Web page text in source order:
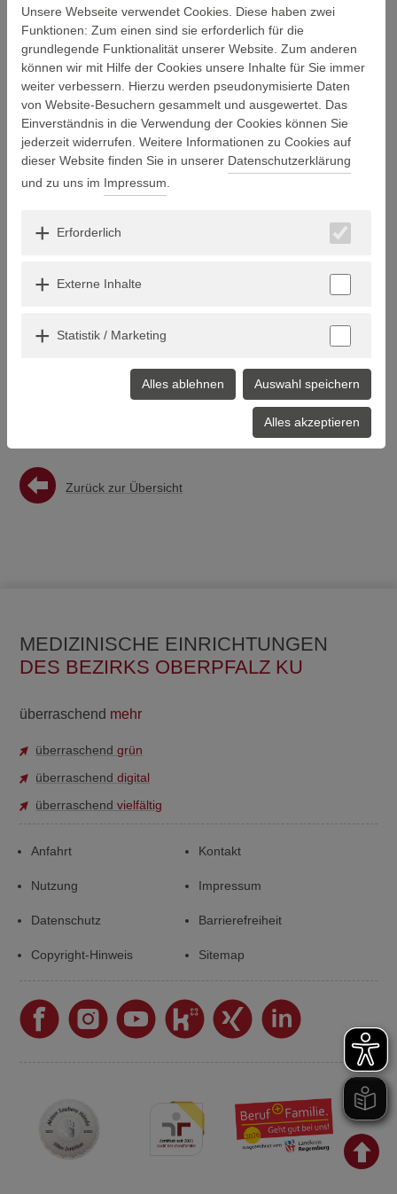
Ob in der Psychiatrie, KJP, Forensik, Neurologie, Neuro-Reha
oder in einem anderen medbo-Fachbereich: Unsere
Kolleginnen und Kollegen in der Pflege leisten tagtäglich
anspruchsvolle Arbeit. Sie übernehmen Verantwortung,
begleiten Menschen in schwierigen Situationen und sorgen mit
ihrer Erfahrung, ihrer Fachlichkeit und ihrer Verlässlichkeit für
Stabilität im Alltag.
Dass dieser Einsatz jährlich am 12. Mai, dem Tag der
Was Pflege leistet, verdient nicht nur an diesem Tag sondern
die vielen Dienste, die Sie oft vor herausfordernde
Situationen stellen und in denen Sie mit Ruhe, Erfahrung
und Verantwortungsbewusstsein handeln.
und alles, was jeden Tag für unsere Patient:innen aber auch
Zurück zur Übersicht
MEDIZINISCHE EINRICHTUNGEN
DES BEZIRKS OBERPFALZ KU
überraschend mehr
überraschendgrün
überraschenddigital
überraschendvielfältig
Anfahrt Kontakt
Nutzung Impressum
Datenschutz Barrierefreiheit
Copyright-Hinweis Sitemap
Unsere Webseite verwendet Cookies. Diese haben zwei
Funktionen: Zum einen sind sie erforderlich für die
grundlegende Funktionalität unserer Website. Zum anderen
können wir mit Hilfe der Cookies unsere Inhalte für Sie immer
weiter verbessern. Hierzu werden pseudonymisierte Daten
von Website-Besuchern gesammelt und ausgewertet. Das
Einverständnis in die Verwendung der Cookies können Sie
jederzeit widerrufen. Weitere Informationen zu Cookies auf
dieser Website finden Sie in unserer Datenschutzerklärung
und zu uns im Impressum
Erforderlich
Externe Inhalte
Statistik / Marketing
Alles ablehnen Auswahl speichern
Alles akzeptieren